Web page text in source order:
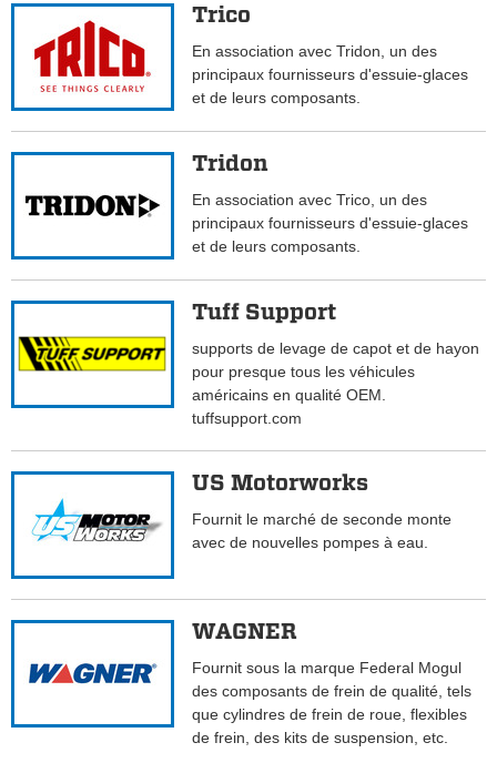
Trico
En association avec Tridon, un des
principaux fournisseurs d'essuie-glaces
et de leurs composants.
Tridon
En association avec Trico, un des
principaux fournisseurs d'essuie-glaces
et de leurs composants.
Tuff Support
supports de levage de capot et de hayon
pour presque tous les véhicules
américains en qualité OEM.
tuffsupport.com
US Motorworks
Fournit le marché de seconde monte
avec de nouvelles pompes à eau.
WAGNER
Fournit sous la marque Federal Mogul
des composants de frein de qualité, tels
que cylindres de frein de roue, flexibles
de frein, des kits de suspension, etc.